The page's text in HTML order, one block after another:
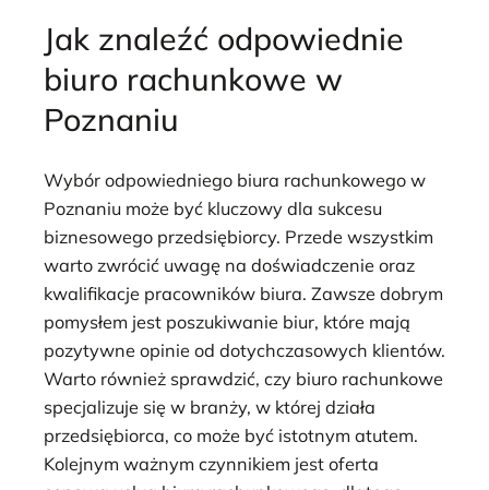
Jak znaleźć odpowiednie
biuro rachunkowe w
Poznaniu
Wybór odpowiedniego biura rachunkowego w
Poznaniu może być kluczowy dla sukcesu
biznesowego przedsiębiorcy. Przede wszystkim
warto zwrócić uwagę na doświadczenie oraz
kwalifikacje pracowników biura. Zawsze dobrym
pomysłem jest poszukiwanie biur, które mają
pozytywne opinie od dotychczasowych klientów.
Warto również sprawdzić, czy biuro rachunkowe
specjalizuje się w branży, w której działa
przedsiębiorca, co może być istotnym atutem.
Kolejnym ważnym czynnikiem jest oferta